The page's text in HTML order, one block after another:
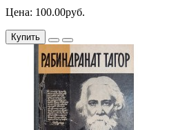
Цена: 100.00руб.
Купить